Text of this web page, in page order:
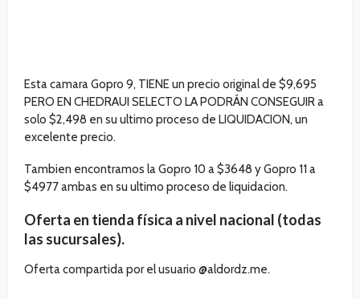
Esta camara Gopro 9, TIENE un precio original de $9,695
PERO EN CHEDRAUI SELECTO LA PODRÁN CONSEGUIR a
solo $2,498 en su ultimo proceso de LIQUIDACION, un
excelente precio.
Tambien encontramos la Gopro 10 a $3648 y Gopro 11 a
$4977 ambas en su ultimo proceso de liquidacion.
Oferta en tienda física a nivel nacional (todas
las sucursales).
Oferta compartida por el usuario @aldordz.me.